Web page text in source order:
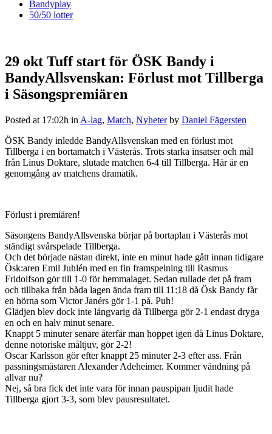
Bandyplay
50/50 lotter
29 okt Tuff start för ÖSK Bandy i
BandyAllsvenskan: Förlust mot Tillberga
i Säsongspremiären
Posted at 17:02h in A-lag, Match, Nyheter by Daniel Fägersten
ÖSK Bandy inledde BandyAllsvenskan med en förlust mot
Tillberga i en bortamatch i Västerås. Trots starka insatser och mål
från Linus Doktare, slutade matchen 6-4 till Tillberga. Här är en
genomgång av matchens dramatik.
Förlust i premiären!
Säsongens BandyAllsvenska börjar på bortaplan i Västerås mot
ständigt svårspelade Tillberga.
Och det började nästan direkt, inte en minut hade gått innan tidigare
Ösk:aren Emil Juhlén med en fin framspelning till Rasmus
Fridolfson gör till 1-0 för hemmalaget. Sedan rullade det på fram
och tillbaka från båda lagen ända fram till 11:18 då Ösk Bandy får
en hörna som Victor Janérs gör 1-1 på. Puh!
Glädjen blev dock inte långvarig då Tillberga gör 2-1 endast dryga
en och en halv minut senare.
Knappt 5 minuter senare återfår man hoppet igen då Linus Doktare,
denne notoriske måltjuv, gör 2-2!
Oscar Karlsson gör efter knappt 25 minuter 2-3 efter ass. Från
passningsmästaren Alexander Adeheimer. Kommer vändning på
allvar nu?
Nej, så bra fick det inte vara för innan pauspipan ljudit hade
Tillberga gjort 3-3, som blev pausresultatet.